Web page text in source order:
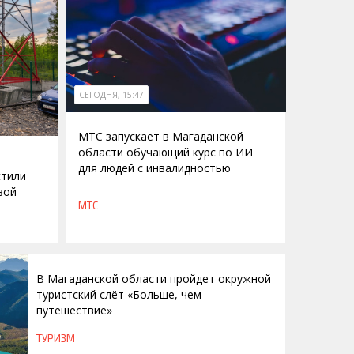
СЕГОДНЯ, 15:47
МТС запускает в Магаданской
области обучающий курс по ИИ
для людей с инвалидностью
МТС
В Магаданской области пройдет окружной
туристский слёт «Больше, чем
путешествие»
ТУРИЗМ